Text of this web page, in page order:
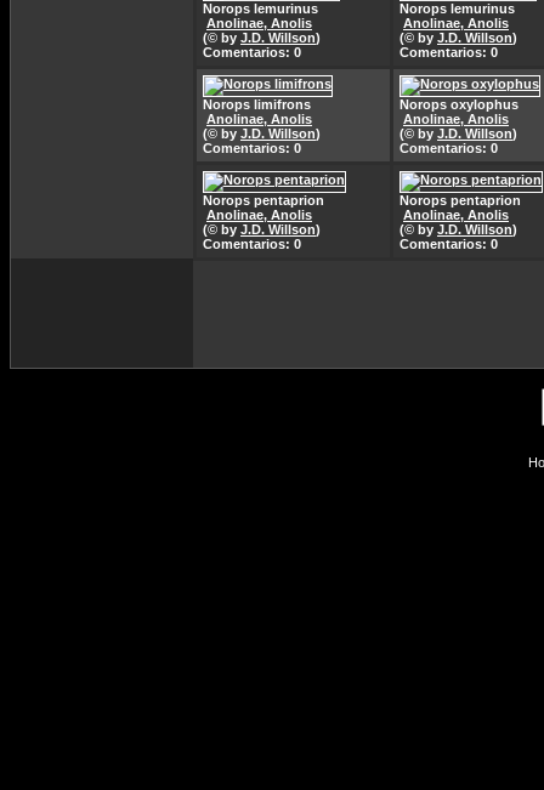
Norops lemurinus
Anolinae, Anolis
(© by J.D. Willson)
Comentarios: 0
Norops lemurinus
Anolinae, Anolis
(© by J.D. Willson)
Comentarios: 0
Norops limifrons
Anolinae, Anolis
(© by J.D. Willson)
Comentarios: 0
Norops oxylophus
Anolinae, Anolis
(© by J.D. Willson)
Comentarios: 0
Norops pentaprion
Anolinae, Anolis
(© by J.D. Willson)
Comentarios: 0
Norops pentaprion
Anolinae, Anolis
(© by J.D. Willson)
Comentarios: 0